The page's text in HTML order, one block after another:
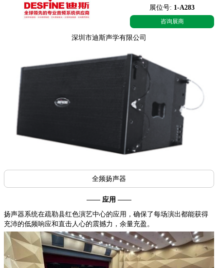
展位号: 1-A283
咨询展商
深圳市迪斯声学有限公司
全频扬声器
—— 应用 ——
扬声器系统在疏勒县红色演艺中心的应用，确保了每场演出都能获得
充沛的低频响应和直击人心的震撼力，余量充盈。